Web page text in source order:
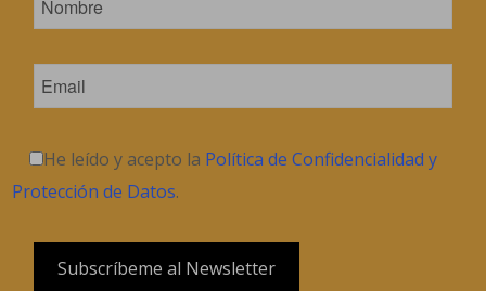
He leído y acepto la Política de Confidencialidad y
Protección de Datos.